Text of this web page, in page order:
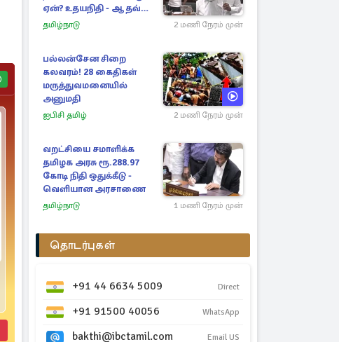
ஏன்? உதயநிதி - ஆதவ்
விவாதம்
தமிழ்நாடு 2 மணி நேரம் முன்
பல்லன்சேன சிறை
கலவரம்! 28 கைதிகள்
மருத்துவமனையில்
அனுமதி
ஐபிசி தமிழ் 2 மணி நேரம் முன்
வறட்சியை சமாளிக்க
தமிழக அரசு ரூ.288.97
கோடி நிதி ஒதுக்கீடு -
வெளியான அரசாணை
தமிழ்நாடு 1 மணி நேரம் முன்
தொடர்புகள்
+91 44 6634 5009 Direct
+91 91500 40056 WhatsApp
bakthi@ibctamil.com Email US